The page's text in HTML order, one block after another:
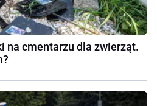
na cmentarzu dla zwierząt.